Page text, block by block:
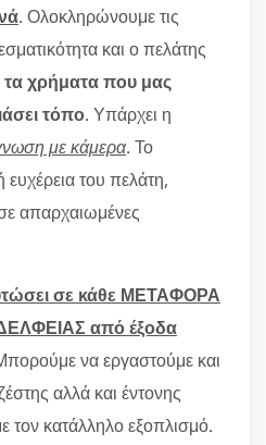
. Ολοκληρώνουμε τις
και ο πελάτης
τα χρήματα που μας
τόπο. Υπάρχει η
με κάμερα. Το
ευχέρεια του πελάτη,
απαρχαιωμένες
σε κάθε ΜΕΤΑΦΟΡΑ
από έξοδα
να εργαστούμε και
αλλά και έντονης
τον κατάλληλο εξοπλισμό.